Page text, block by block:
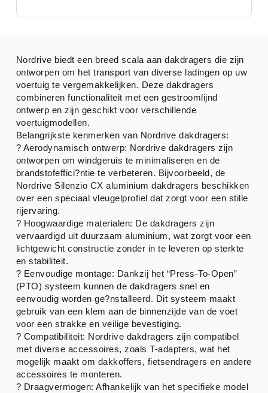
Nordrive biedt een breed scala aan dakdragers die zijn
ontworpen om het transport van diverse ladingen op uw
voertuig te vergemakkelijken. Deze dakdragers
combineren functionaliteit met een gestroomlijnd
ontwerp en zijn geschikt voor verschillende
voertuigmodellen.
Belangrijkste kenmerken van Nordrive dakdragers:
? Aerodynamisch ontwerp: Nordrive dakdragers zijn
ontworpen om windgeruis te minimaliseren en de
brandstofeffici?ntie te verbeteren. Bijvoorbeeld, de
Nordrive Silenzio CX aluminium dakdragers beschikken
over een speciaal vleugelprofiel dat zorgt voor een stille
rijervaring.
? Hoogwaardige materialen: De dakdragers zijn
vervaardigd uit duurzaam aluminium, wat zorgt voor een
lichtgewicht constructie zonder in te leveren op sterkte
en stabiliteit.
? Eenvoudige montage: Dankzij het “Press-To-Open”
(PTO) systeem kunnen de dakdragers snel en
eenvoudig worden ge?nstalleerd. Dit systeem maakt
gebruik van een klem aan de binnenzijde van de voet
voor een strakke en veilige bevestiging.
? Compatibiliteit: Nordrive dakdragers zijn compatibel
met diverse accessoires, zoals T-adapters, wat het
mogelijk maakt om dakkoffers, fietsendragers en andere
accessoires te monteren.
? Draagvermogen: Afhankelijk van het specifieke model